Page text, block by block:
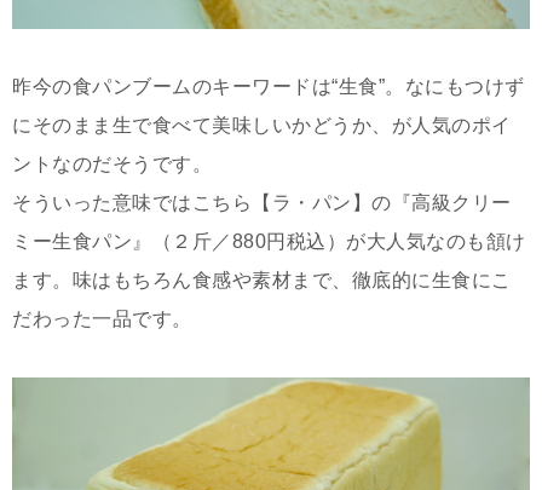
昨今の食パンブームのキーワードは“生食”。なにもつけず
にそのまま生で食べて美味しいかどうか、が人気のポイ
ントなのだそうです。
そういった意味ではこちら【ラ・パン】の『高級クリー
ミー生食パン』（２斤／880円税込）が大人気なのも頷け
ます。味はもちろん食感や素材まで、徹底的に生食にこ
だわった一品です。